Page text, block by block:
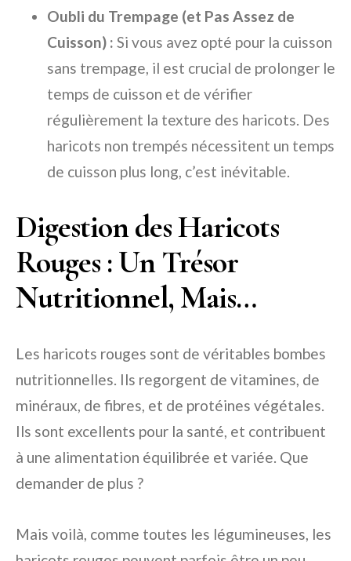
Oubli du Trempage (et Pas Assez de
Cuisson) : Si vous avez opté pour la cuisson
sans trempage, il est crucial de prolonger le
temps de cuisson et de vérifier
régulièrement la texture des haricots. Des
haricots non trempés nécessitent un temps
de cuisson plus long, c’est inévitable.
Digestion des Haricots
Rouges : Un Trésor
Nutritionnel, Mais…
Les haricots rouges sont de véritables bombes
nutritionnelles. Ils regorgent de vitamines, de
minéraux, de fibres, et de protéines végétales.
Ils sont excellents pour la santé, et contribuent
à une alimentation équilibrée et variée. Que
demander de plus ?
Mais voilà, comme toutes les légumineuses, les